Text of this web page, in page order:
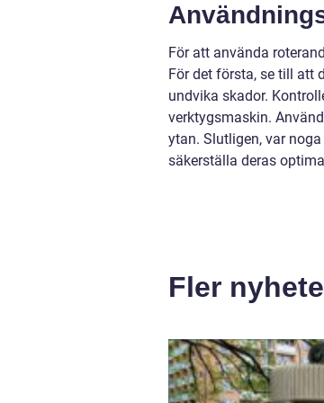
För att använda
För det första, se till att
undvika skador.
verktygsmaskin.
ytan. Slutligen, var
säkerställa deras
Fler